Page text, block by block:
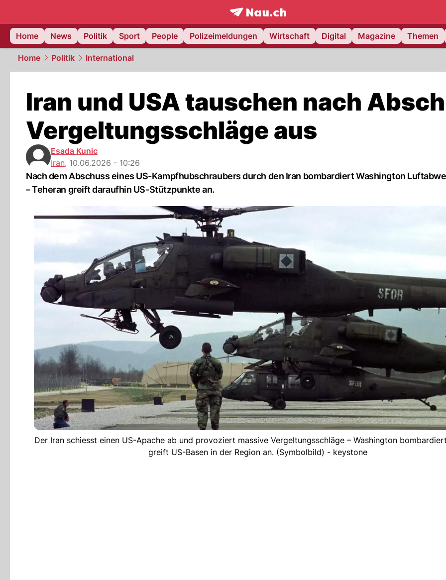
frontpage.NAU.ch
Home
News Politik Sport People Polizeimeldungen Wirtschaft Digital Magazine Themen
Home Politik International
Iran und USA tauschen nach
Vergeltungsschläge aus
Esada Kunic
Iran, 10.06.2026 - 10:26
Nach dem Abschuss eines US-Kampfhubschraubers durch den Iran bombardiert Washington
– Teheran greift daraufhin US-Stützpunkte an.
Der Iran schiesst einen US-Apache ab und provoziert massive Vergeltungsschläge – Washington
greift US-Basen in der Region an. (Symbolbild) - keystone